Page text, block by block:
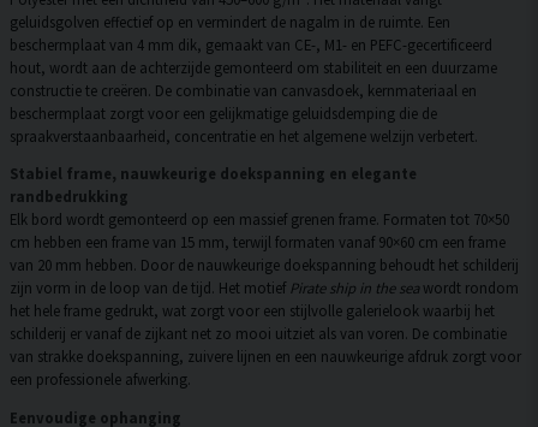
geluidsgolven effectief op en vermindert de nagalm in de ruimte. Een
beschermplaat van 4 mm dik, gemaakt van CE-, M1- en PEFC-gecertificeerd
hout, wordt aan de achterzijde gemonteerd om stabiliteit en een duurzame
constructie te creëren. De combinatie van canvasdoek, kernmateriaal en
beschermplaat zorgt voor een gelijkmatige geluidsdemping die de
spraakverstaanbaarheid, concentratie en het algemene welzijn verbetert.
Stabiel frame, nauwkeurige doekspanning en elegante
randbedrukking
Elk bord wordt gemonteerd op een massief grenen frame. Formaten tot 70×50
cm hebben een frame van 15 mm, terwijl formaten vanaf 90×60 cm een frame
van 20 mm hebben. Door de nauwkeurige doekspanning behoudt het schilderij
zijn vorm in de loop van de tijd. Het motief Pirate ship in the sea wordt rondom
het hele frame gedrukt, wat zorgt voor een stijlvolle galerielook waarbij het
schilderij er vanaf de zijkant net zo mooi uitziet als van voren. De combinatie
van strakke doekspanning, zuivere lijnen en een nauwkeurige afdruk zorgt voor
een professionele afwerking.
Eenvoudige ophanging